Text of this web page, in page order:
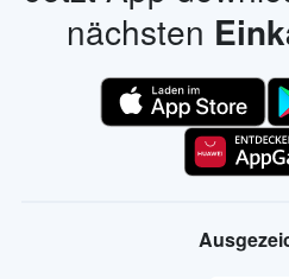
nächsten